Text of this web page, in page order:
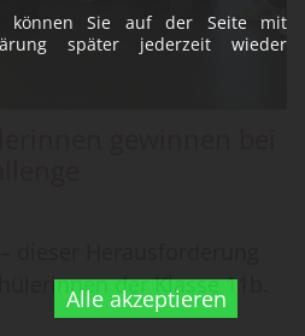
können Sie auf der Seite mit
später jederzeit wieder
Alle akzeptieren
gewinnen bei
dieser Herausforderung
der Klasse 11b.